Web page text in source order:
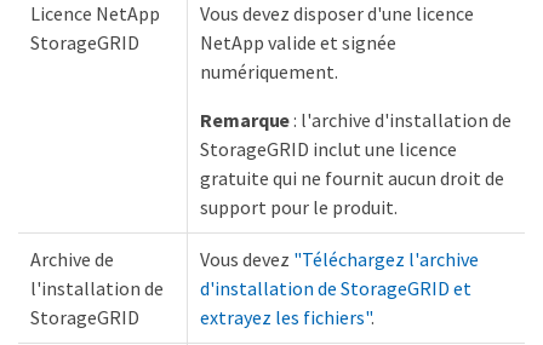
Licence NetApp
StorageGRID
Vous devez disposer d'une licence
NetApp valide et signée
numériquement.
Remarque: l'archive d'installation de
StorageGRID inclut une licence
gratuite qui ne fournit aucun droit de
support pour le produit.
Archive de
l'installation de
StorageGRID
Vous devez "Téléchargez l'archive
d'installation de StorageGRID et
extrayez les fichiers".